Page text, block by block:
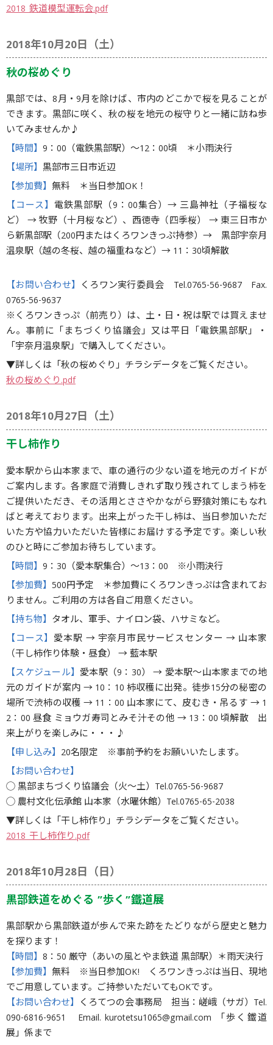
2018_鉄道模型運転会.pdf
2018年10月20日（土）
秋の桜めぐり
黒部では、8月・9月を除けば、市内のどこかで桜を見ることが
できます。黒部に咲く、秋の桜を地元の桜守りと一緒に訪ね歩
いてみませんか♪
【時間】 9：00（電鉄黒部駅）〜12：00頃 ＊小雨決行
【場所】 黒部市三日市近辺
【参加費】 無料 ＊当日参加OK！
【コース】 電鉄黒部駅（9：00集合）→ 三島神社（子福桜な
ど） → 牧野（十月桜など）、西徳寺（四季桜） → 東三日市か
ら新黒部駅（200円またはくろワンきっぷ持参）→ 黒部宇奈月
温泉駅（越の冬桜、越の福重ねなど）→ 11：30頃解散
【お問い合わせ】 くろワン実行委員会 Tel.0765-56-9687 Fax.
0765-56-9637
※くろワンきっぷ（前売り）は、土・日・祝は駅では買えませ
ん。事前に「まちづくり協議会」又は平日「電鉄黒部駅」・
「宇奈月温泉駅」で購入してください。
▼詳しくは「秋の桜めぐり」チラシデータをご覧ください。
秋の桜めぐり.pdf
2018年10月27日（土）
干し柿作り
愛本駅から山本家まで、車の通行の少ない道を地元のガイドが
ご案内します。各家庭で消費しきれず取り残されてしまう柿を
ご提供いただき、その活用とささやかながら野猿対策にもなれ
ばと考えております。出来上がった干し柿は、当日参加いただ
いた方や協力いただいた皆様にお届けする予定です。楽しい秋
のひと時にご参加お待ちしています。
【時間】 9：30（愛本駅集合）〜13：00 ※小雨決行
【参加費】 500円予定 ＊参加費にくろワンきっぷは含まれてお
りません。ご利用の方は各自ご用意ください。
【持ち物】 タオル、軍手、ナイロン袋、ハサミなど。
【コース】 愛本駅 → 宇奈月市民サービスセンター → 山本家
（干し柿作り体験・昼食） → 藍本駅
【スケジュール】 愛本駅（9：30） → 愛本駅〜山本家までの地
元のガイドが案内 → 10：10 柿収穫に出発。徒歩15分の秘密の
場所で渋柿の収穫 → 11：00 山本家にて、皮むき・吊るす → 1
2：00 昼食 ミョウガ寿司とみそ汁その他 → 13：00 頃解散 出
来上がりを楽しみに・・・♪
【申し込み】 20名限定 ※事前予約をお願いいたします。
【お問い合わせ】
◯ 黒部まちづくり協議会（火〜土）Tel.0765-56-9687
◯ 農村文化伝承館 山本家（水曜休館）Tel.0765-65-2038
▼詳しくは「干し柿作り」チラシデータをご覧ください。
2018_干し柿作り.pdf
2018年10月28日（日）
黒部鉄道をめぐる ”歩く”鐵道展
黒部駅から黒部鉄道が歩んで来た跡をたどりながら歴史と魅力
を探ります！
【時間】 8：50 厳守（あいの風とやま鉄道 黒部駅）＊雨天決行
【参加費】 無料 ※当日参加OK! くろワンきっぷは当日、現地
でご用意しています。ご持参いただいてもOKです。
【お問い合わせ】 くろてつの会事務局 担当：嵯峨（サガ）Tel.
090-6816-9651 Email. kurotetsu1065@gmail.com 「歩く鐵道
展」係まで